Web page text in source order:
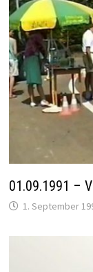
01.09.1991 –
1. September